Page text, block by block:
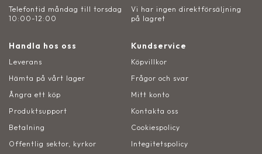
Telefontid måndag till torsdag
10:00-12:00
Vi har ingen direktförsäljning
på lagret
Handla hos oss
Leverans
Hämta på vårt lager
Ångra ett köp
Produktsupport
Betalning
Offentlig sektor, kyrkor
Kundservice
Köpvillkor
Frågor och svar
Mitt konto
Kontakta oss
Cookiespolicy
Integitetspolicy